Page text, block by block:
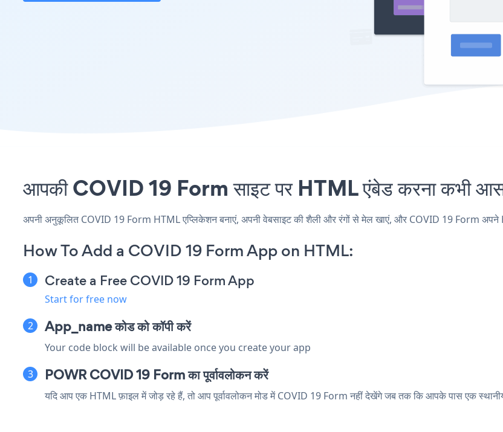
आपकी COVID 19 Form साइट पर HTML एंबेड करना कभी
अपनी अनुकूलित COVID 19 Form HTML एप्लिकेशन बनाएं, अपनी वेबसाइट की शैली और रंगों से मेल खाएं, और COVID 19 Form अपने
How To Add a COVID 19 Form App on HTML:
Create a Free COVID 19 Form App
Start for free now
App_name कोड को कॉपी करें
Your code block will be available once you create your app
POWR COVID 19 Form का पूर्वावलोकन करें
यदि आप एक HTML फ़ाइल में जोड़ रहे हैं, तो आप पूर्वावलोकन मोड में COVID 19 Form नहीं देखेंगे जब तक कि आपके पास एक स्थानीय